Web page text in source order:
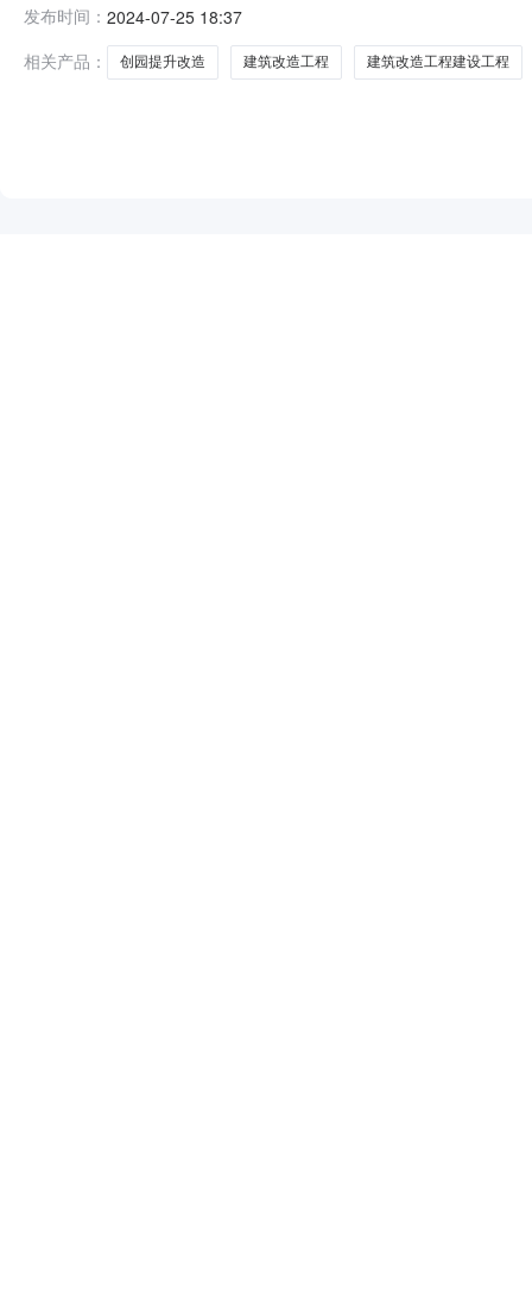
龙路21号一、二座建筑改造工程（二次）建设工程施工
标人统一社会信
发布时间： 2024-07-25 18:37
相关产品：
创园提升改造 建筑改造工程 建筑改造工程建设工程